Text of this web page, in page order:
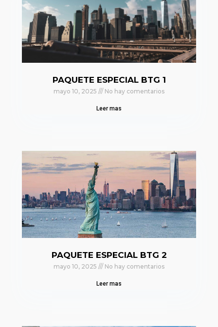
PAQUETE ESPECIAL BTG 1
mayo 10, 2025 No hay comentarios
Leer mas
PAQUETE ESPECIAL BTG 2
mayo 10, 2025 No hay comentarios
Leer mas